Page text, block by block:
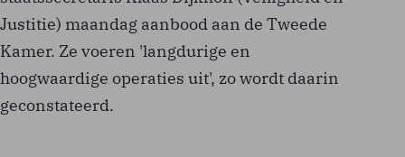
Justitie) maandag aanbood aan de Tweede
Kamer. Ze voeren 'langdurige en
hoogwaardige operaties uit', zo wordt daarin
geconstateerd.